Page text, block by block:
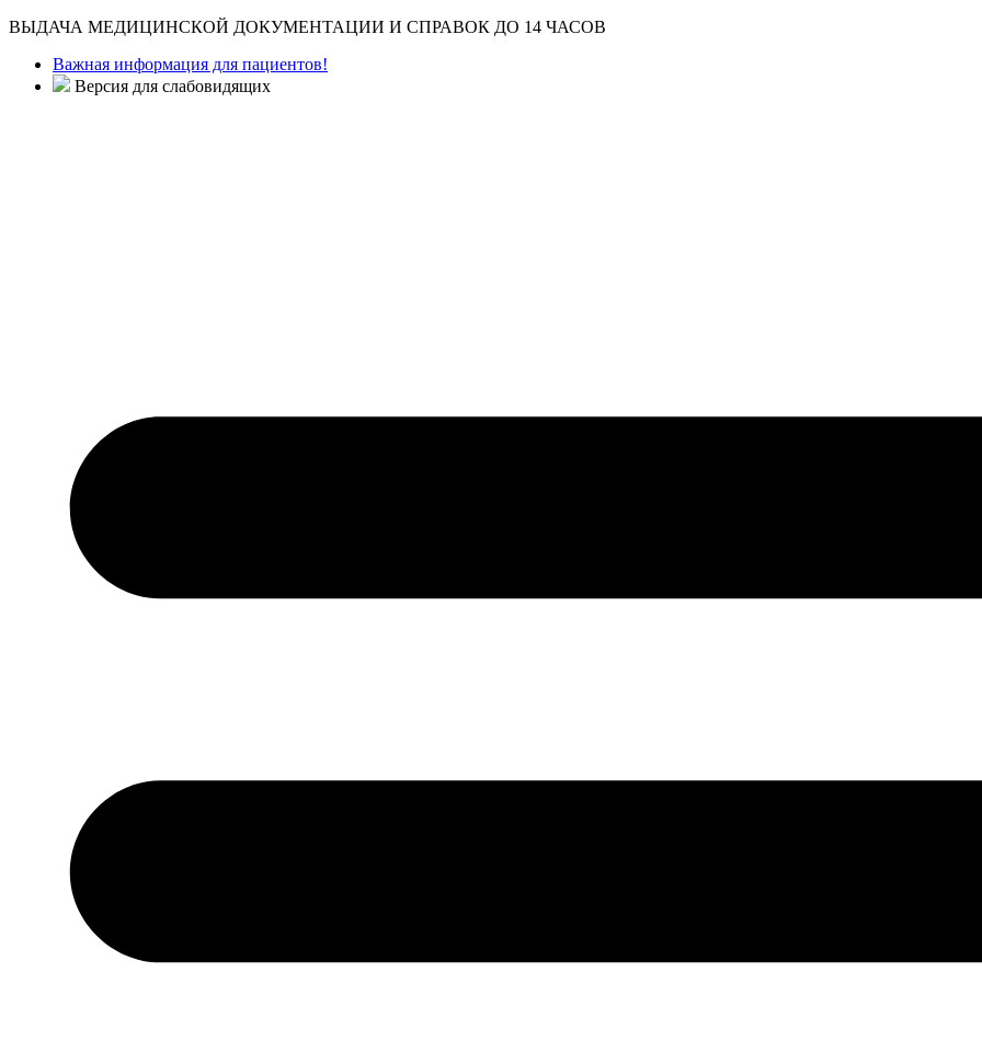
ВЫДАЧА МЕДИЦИНСКОЙ ДОКУМЕНТАЦИИ И СПРАВОК ДО 14 ЧАСОВ
Важная информация для пациентов!
Версия для слабовидящих